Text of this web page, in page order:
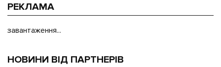
РЕКЛАМА
завантаження...
НОВИНИ ВІД ПАРТНЕРІВ